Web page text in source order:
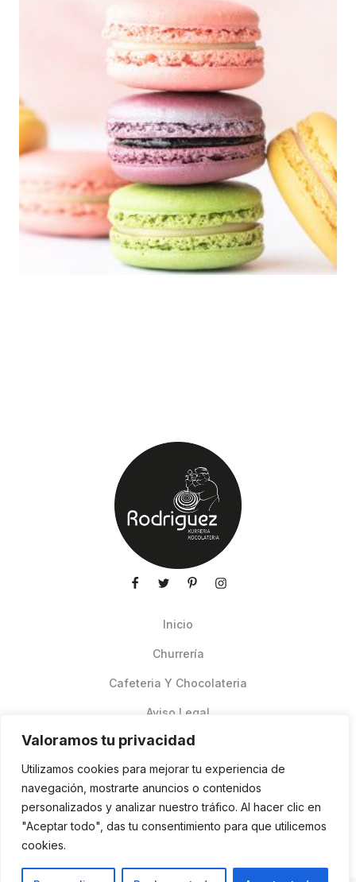
Valoramos tu privacidad
Utilizamos cookies para mejorar tu experiencia de
navegación, mostrarte anuncios o contenidos
personalizados y analizar nuestro tráfico. Al hacer clic en
"Aceptar todo", das tu consentimiento para que utilicemos
cookies.
Inicio
Churrería
Cafeteria Y Chocolateria
Aviso Legal
Pedidos Online Glovo
Contacto